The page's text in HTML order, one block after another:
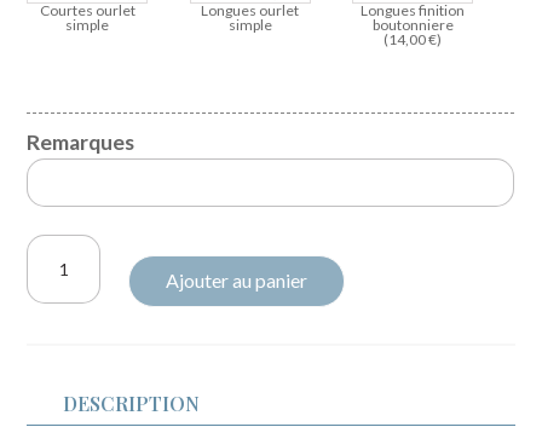
Courtes ourlet
simple
Longues ourlet
simple
Longues finition
boutonniere
(14,00€)
Remarques
quantité
Poppy
Ajouter au panier
DESCRIPTION